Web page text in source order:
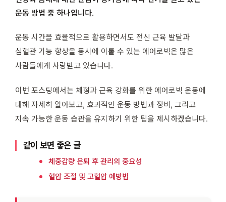
운동 방법 중 하나입니다.
운동 시간을 효율적으로 활용하면서도 전신 근육 발달과
심혈관 기능 향상을 동시에 이룰 수 있는 에어로빅은 많은
사람들에게 사랑받고 있습니다.
이번 포스팅에서는 체형과 근육 강화를 위한 에어로빅 운동에
대해 자세히 알아보고, 효과적인 운동 방법과 장비, 그리고
지속 가능한 운동 습관을 유지하기 위한 팁을 제시하겠습니다.
같이 보면 좋은 글
체중감량 은퇴 후 관리의 중요성
혈압 조절 및 고혈압 예방법